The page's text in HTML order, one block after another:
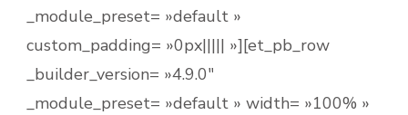
_module_preset= »default »
custom_padding= »0px||||| »][et_pb_row
_builder_version= »4.9.0″
_module_preset= »default » width= »100% »